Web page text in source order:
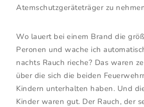
Atemschutzgeräteträger zu
Wo lauert bei einem Brand die
Peronen und wache ich
nachts Rauch rieche? Das waren
über die sich die beiden
Kindern unterhalten haben. Und
Kinder waren gut. Der Rauch, der